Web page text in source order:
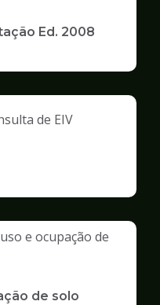
Ed. 2008
de solo